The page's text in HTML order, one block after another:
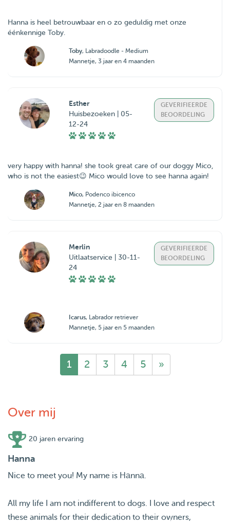
Hanna is heel betrouwbaar en o zo geduldig met onze
éénkennige Toby.
Toby, Labradoodle - Medium
Mannetje, 3 jaar en 4 maanden
Esther
Huisbezoeken | 05-
12-24
GEVERIFIEERDE
BEOORDELING
very happy with hanna! she took great care of our doggy Mico,
who is not the easiest😉 Mico would love to see hanna again!
Mico, Podenco ibicenco
Mannetje, 2 jaar en 8 maanden
Merlin
Uitlaatservice | 30-11-
24
GEVERIFIEERDE
BEOORDELING
Icarus, Labrador retriever
Mannetje, 5 jaar en 5 maanden
1 2 3 4 5 »
Over mij
20 jaren ervaring
Hanna
Nice to meet you! My name is Hаnnа.
All my life I am not indifferent to dogs. I love and respect
these animals for their dedication to their owners,